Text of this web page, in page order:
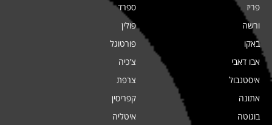
פריז
ורשה
באקו
אבו דאבי
איסטנבול
אתונה
בוגוטה
ספרד
פולין
פורטוגל
צ'כיה
צרפת
קפריסין
איטליה